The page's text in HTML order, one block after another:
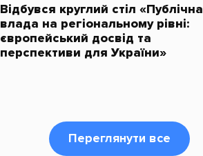
Відбувся круглий стіл «Публічна
влада на регіональному рівні:
європейський досвід та
перспективи для України»
Переглянути все